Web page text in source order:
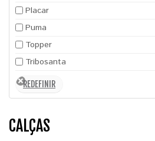
Placar
Puma
Topper
Tribosanta
CALÇAS